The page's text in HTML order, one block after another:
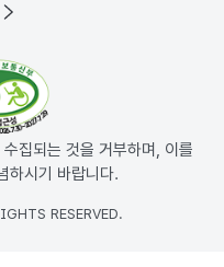
집되는 것을 거부하며, 이를
하시기 바랍니다.
RESERVED.